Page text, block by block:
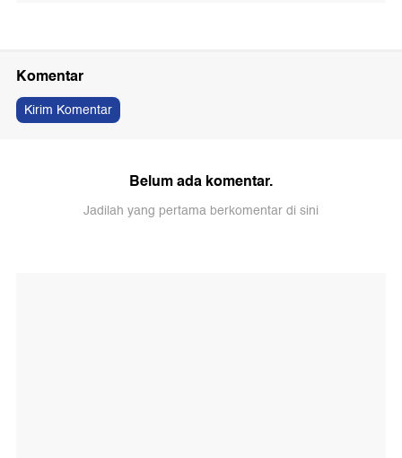
Komentar
Kirim Komentar
Belum ada komentar.
Jadilah yang pertama berkomentar di sini